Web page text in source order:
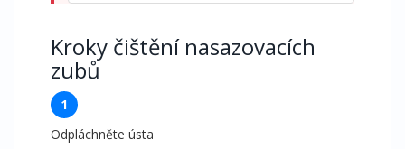
Kroky čištění nasazovacích
zubů
1
Odpláchněte ústa